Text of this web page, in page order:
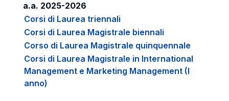
a.a. 2025-2026
Corsi di Laurea triennali
Corsi di Laurea Magistrale biennali
Corso di Laurea Magistrale quinquennale
Corsi di Laurea Magistrale in International
Management e Marketing Management (I
anno)